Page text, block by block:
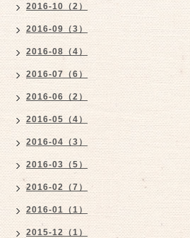
2016-10（2）
2016-09（3）
2016-08（4）
2016-07（6）
2016-06（2）
2016-05（4）
2016-04（3）
2016-03（5）
2016-02（7）
2016-01（1）
2015-12（1）